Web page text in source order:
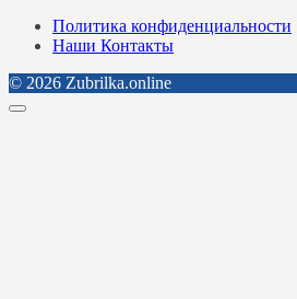
Политика конфиденциальности
Наши Контакты
© 2026 Zubrilka.online